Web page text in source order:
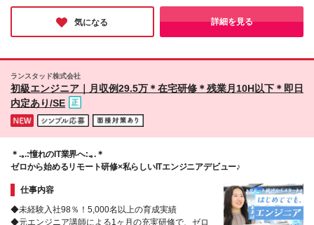
（別途賞与年2回） 【京都府】月給184,100円～
297,300円（別途賞与年2回） 【愛知県】月給
与年2回） (*)就業先＋当社評価により＋α手当を付与
23.5万円にUP！ 20代／入社5年目・月収20万円→月
収24万円にUP！ ☆研修期間中（3日間／所定労働時
都・神奈川県・埼玉県・千葉県】日給8582円 【愛知
県】日給7980円 【大阪府・兵庫県・京都府】日給
円 【福岡県】日給7399円 ※地域により支給金額は異
なります
す 【勤務可能性のあるエリア】 東京都 ｜23区内が
メイン（恵比寿、渋谷、新宿、港区、品川、東京 な
北海道 ｜札幌市がメイン 愛知県 ｜名古屋周辺が
橋・中之島・京橋・OBPエリア など） 兵庫県 ｜
尼崎市・神戸市など 京都府 ｜京都市など 宮城県
メイン 【本社】 東京都千代田区有楽町1-13-1 第一生
気になる 詳細を見る
ランスタッド株式会社
初級エンジニア｜月収例29.5万＊在宅研修＊残業月10H以下＊即日
内定あり/SE
＊.｡.:憧れのIT業界へ:.｡.＊
ゼロから始めるリモート研修×私らしいITエンジニアデビュー♪
仕事内容
◆未経験入社98％！5,000名以上の育成実績
◆元エンジニア講師による1ヶ月の充実研修で、ゼロ